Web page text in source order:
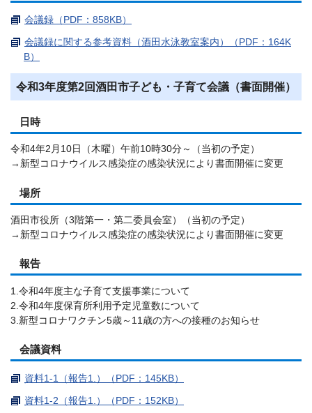
会議録（PDF：858KB）
会議録に関する参考資料（酒田水泳教室案内）（PDF：164K
B）
令和3年度第2回酒田市子ども・子育て会議（書面開催）
日時
令和4年2月10日（木曜）午前10時30分～（当初の予定）
→新型コロナウイルス感染症の感染状況により書面開催に変更
場所
酒田市役所（3階第一・第二委員会室）（当初の予定）
→新型コロナウイルス感染症の感染状況により書面開催に変更
報告
1.令和4年度主な子育て支援事業について
2.令和4年度保育所利用予定児童数について
3.新型コロナワクチン5歳～11歳の方への接種のお知らせ
会議資料
資料1-1（報告1.）（PDF：145KB）
資料1-2（報告1.）（PDF：152KB）